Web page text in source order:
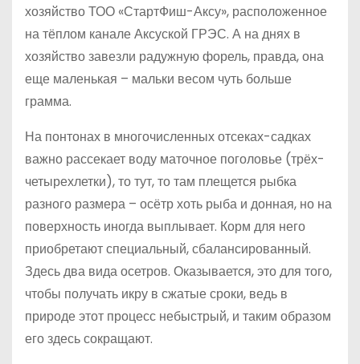
хозяйство ТОО «СтартФиш-Аксу», расположенное
на тёплом канале Аксуской ГРЭС. А на днях в
хозяйство завезли радужную форель, правда, она
еще маленькая – мальки весом чуть больше
грамма.
На понтонах в многочисленных отсеках-садках
важно рассекает воду маточное поголовье (трёх-
четырехлетки), то тут, то там плещется рыбка
разного размера – осётр хоть рыба и донная, но на
поверхность иногда выплывает. Корм для него
приобретают специальный, сбалансированный.
Здесь два вида осетров. Оказывается, это для того,
чтобы получать икру в сжатые сроки, ведь в
природе этот процесс небыстрый, и таким образом
его здесь сокращают.